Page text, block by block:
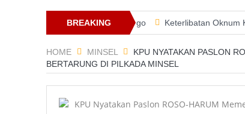
BREAKING
NEWS
Gandeng PLN Suluttenggo Keterlibatan Oknum Kadis
HOME MINSEL
KPU NYATAKAN PASLON
BERTARUNG DI PILKADA MINSEL